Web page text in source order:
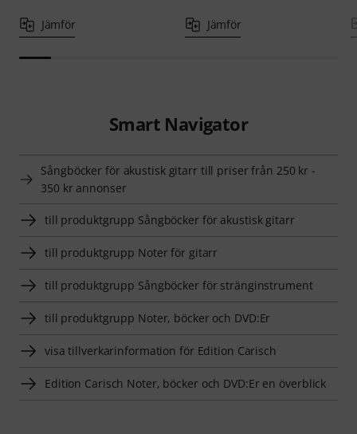
Jämför Jämför
Smart Navigator
Sångböcker för akustisk gitarr till priser från 250 kr -
350 kr annonser
till produktgrupp Sångböcker för akustisk gitarr
till produktgrupp Noter för gitarr
till produktgrupp Sångböcker för stränginstrument
till produktgrupp Noter, böcker och DVD:Er
visa tillverkarinformation för Edition Carisch
Edition Carisch Noter, böcker och DVD:Er en överblick